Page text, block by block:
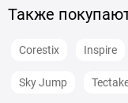
Также
Corestix Inspire
Sky Jump